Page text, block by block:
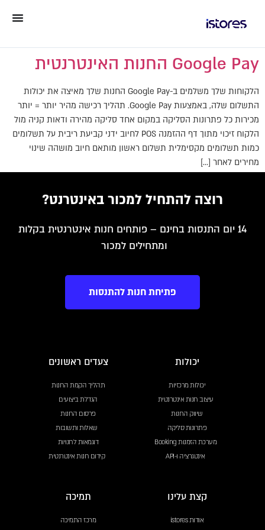
Google Pay החנות האינטרנטית
הלקוחות שלך משלמים ב-Google Pay החנות שלך מאיצה את יכולות
התשלום שלה, באמצעות Google Pay. תהליך רכישה מהיר יותר = יותר
מכירות כל פתרונות הסליקה במקום אחד סליקה מהירה ודאות קניה מול
הלקוח זיכוי מתוך דף ההזמנה POS לחיוב ידני קביעת ריבית על תשלומים
כמות תשלומים מקסימלית תשלום ראשון מותאם חיוב מושהה שינוי
מחירים לאחר […]
רוצה להתחיל למכור באינטרנט?
14 יום התנסות בחינם – פותחים חנות אינטרנטית בקלות
ומתחילים למכור
פתיחת חנות להתנסות
יכולות
יכולות מרכזיות
עיצוב חנות אינטרנטית
שיווק החנות
פתרונות סליקה
מערכת הזמנות Booking
אינטגרציה ו-API
צעדים ראשונים
תהליך הקמת החנות
הגדלת ביצועים
פרסום החנות
שאלות ותשובות
דוגמאות לחנויות
קידום חנות אינטרנטית
קצת עלינו
אודות istores
תמיכה
מרכז התמיכה